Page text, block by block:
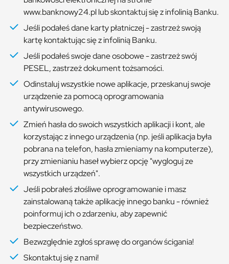
www.banknowy24.pl lub skontaktuj się z infolinią Banku.
Jeśli podałeś dane karty płatniczej - zastrzeż swoją
kartę kontaktując się z infolinią Banku.
Jeśli podałeś swoje dane osobowe - zastrzeż swój
PESEL, zastrzeż dokument tożsamości.
Odinstaluj wszystkie nowe aplikacje, przeskanuj swoje
urządzenie za pomocą oprogramowania
antywirusowego.
Zmień hasła do swoich wszystkich aplikacji i kont, ale
korzystając z innego urządzenia (np. jeśli aplikacja była
pobrana na telefon, hasła zmieniamy na komputerze),
przy zmienianiu haseł wybierz opcję "wygloguj ze
wszystkich urządzeń".
Jeśli pobrałeś złośliwe oprogramowanie i masz
zainstalowaną także aplikację innego banku - również
poinformuj ich o zdarzeniu, aby zapewnić
bezpieczeństwo.
Bezwzględnie zgłoś sprawę do organów ścigania!
Skontaktuj się z nami!